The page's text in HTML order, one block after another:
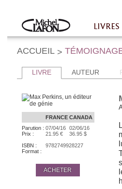
Accueil
LIVRES
ACCUEIL >
LIVRE AUTEUR
FRANCE CANADA
Parution : 07/04/16 02/06/16
Prix :
21.95 €
36.95 $
ISBN :
9782749928227
Format :
ACHETER